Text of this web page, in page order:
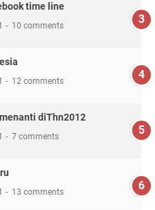
time line
10 comments
12 comments
diThn2012
7 comments
13 comments